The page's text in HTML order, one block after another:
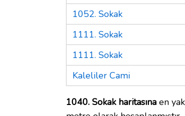
1052. Sokak
1111. Sokak
1111. Sokak
Kaleliler Cami
1040. Sokak haritasına en